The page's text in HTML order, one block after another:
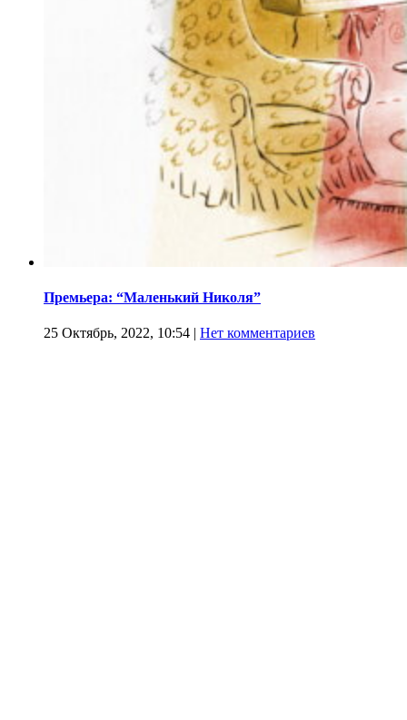
Премьера: “Маленький Николя”
25 Октябрь, 2022, 10:54 | Нет комментариев